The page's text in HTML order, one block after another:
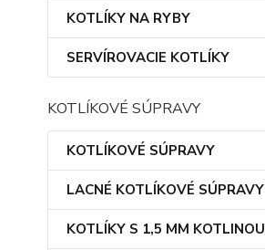
KOTLÍKY NA RYBY
SERVÍROVACIE KOTLÍKY
KOTLÍKOVÉ SÚPRAVY
KOTLÍKOVÉ SÚPRAVY
LACNÉ KOTLÍKOVÉ SÚPRAVY
KOTLÍKY S 1,5 MM KOTLINOU